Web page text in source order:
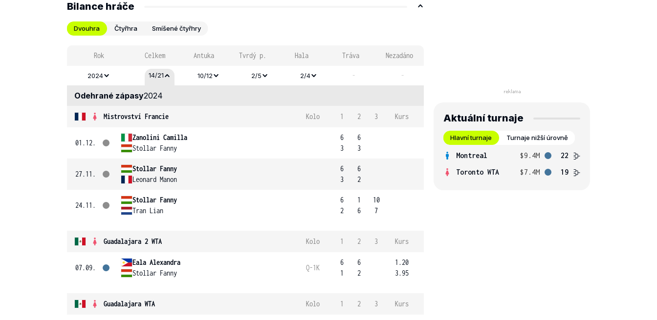
Bilance hráče
Dvouhra Čtyřhra Smíšené čtyřhry
Rok Celkem Antuka Tvrdý p. Hala Tráva Nezadáno
2024 14/21 10/12 2/5 2/4 - -
Odehrané zápasy2024
Mistrovství Francie Kolo 1 2 3 Kurs
01.12.
Zanolini Camilla
Stollar Fanny
6
3
6
3
27.11.
Stollar Fanny
Leonard Manon
6
3
6
2
24.11.
Stollar Fanny
Tran Lian
6
2
1
6
10
7
Guadalajara 2 WTA Kolo 1 2 3 Kurs
07.09.
Eala Alexandra
Stollar Fanny
Q-1K
6
1
6
2
1.20
3.95
Guadalajara WTA Kolo 1 2 3 Kurs
Aktuální turnaje
Hlavní turnaje Turnaje nižší úrovně
Montreal $9.4M
22
Toronto WTA
$7.4M 19